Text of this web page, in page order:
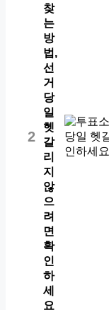
2
찾
는
방
법,
선
거
당
일
헷
갈
리
지
않
으
려
면
확
인
하
세
요